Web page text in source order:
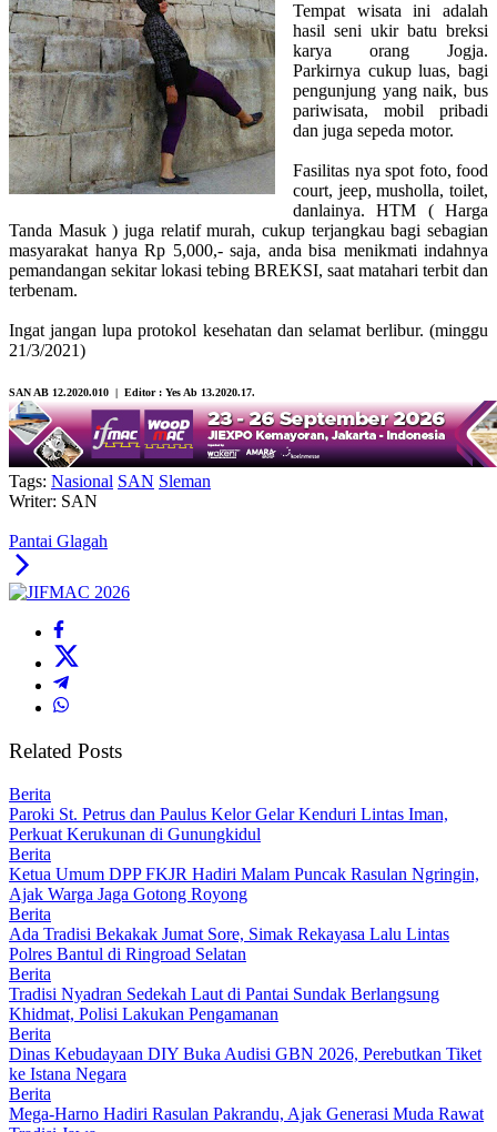
Tempat wisata ini adalah
hasil seni ukir batu breksi
karya orang Jogja.
Parkirnya cukup luas, bagi
pengunjung yang naik, bus
pariwisata, mobil pribadi
dan juga sepeda motor.
Fasilitas nya spot foto, food
court, jeep, musholla, toilet,
danlainya. HTM ( Harga
Tanda Masuk ) juga relatif murah, cukup terjangkau bagi sebagian
masyarakat hanya Rp 5,000,- saja, anda bisa menikmati indahnya
pemandangan sekitar lokasi tebing BREKSI, saat matahari terbit dan
terbenam.
Ingat jangan lupa protokol kesehatan dan selamat berlibur. (minggu
21/3/2021)
SAN AB 12.2020.010 | Editor : Yes Ab 13.2020.17.
Tags: Nasional SAN Sleman
Writer: SAN
Pantai Glagah
Related Posts
Berita
Paroki St. Petrus dan Paulus Kelor Gelar Kenduri Lintas Iman,
Perkuat Kerukunan di Gunungkidul
Berita
Ketua Umum DPP FKJR Hadiri Malam Puncak Rasulan Ngringin,
Ajak Warga Jaga Gotong Royong
Berita
Ada Tradisi Bekakak Jumat Sore, Simak Rekayasa Lalu Lintas
Polres Bantul di Ringroad Selatan
Berita
Tradisi Nyadran Sedekah Laut di Pantai Sundak Berlangsung
Khidmat, Polisi Lakukan Pengamanan
Berita
Dinas Kebudayaan DIY Buka Audisi GBN 2026, Perebutkan Tiket
ke Istana Negara
Berita
Mega-Harno Hadiri Rasulan Pakrandu, Ajak Generasi Muda Rawat